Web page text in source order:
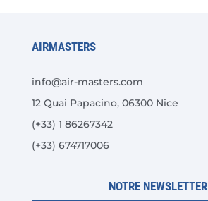
AIRMASTERS
info@air-masters.com
12 Quai Papacino, 06300 Nice
(+33) 1 86267342
(+33) 674717006
NOTRE NEWSLETTER